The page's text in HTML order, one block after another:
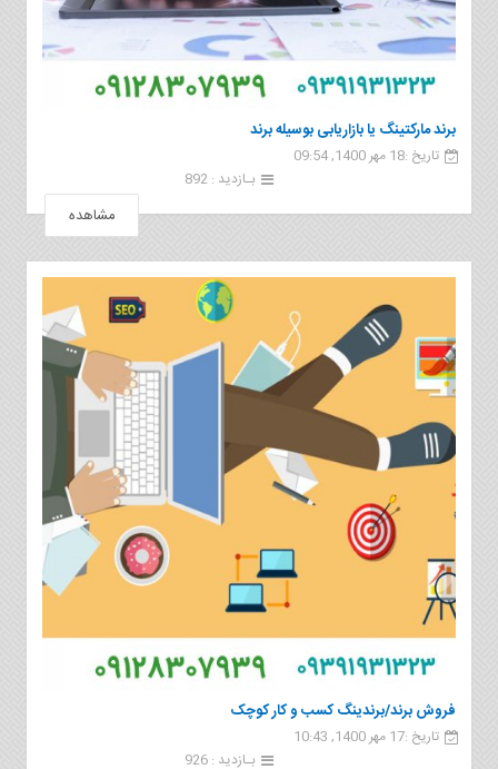
برند ماركتینگ یا بازاریابی بوسیله برند
تاریخ :18 مهر 1400, 09:54
بـازدید : 892
مشاهده
فروش برند/برندینگ کسب و کار کوچک
تاریخ :17 مهر 1400, 10:43
بـازدید : 926